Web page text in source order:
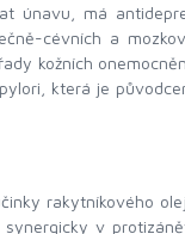
únavu, má
cévních a
kožních
která je
rakytníkového
v